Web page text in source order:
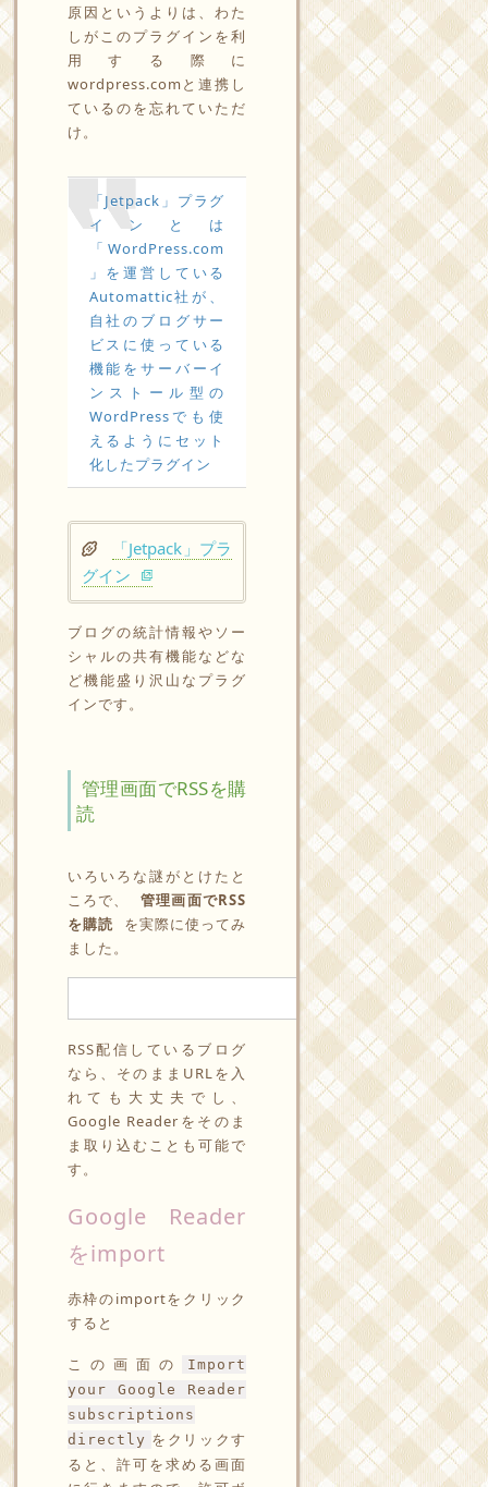
原因というよりは、わた
しがこのプラグインを利
用する際に
wordpress.comと連携し
ているのを忘れていただ
け。
「Jetpack」プラグ
インとは
「WordPress.com
」を運営している
Automattic社が、
自社のブログサー
ビスに使っている
機能をサーバーイ
ンストール型の
WordPressでも使
えるようにセット
化したプラグイン
「Jetpack」プラ
グイン
ブログの統計情報やソー
シャルの共有機能などな
ど機能盛り沢山なプラグ
インです。
管理画面でRSSを購
読
いろいろな謎がとけたと
ころで、
管理画面でRSS
を購読
を実際に使ってみ
ました。
Reader画面
RSS配信しているブログ
なら、そのままURLを入
れても大丈夫でし、
Google Readerをそのま
ま取り込むことも可能で
す。
Google Reader
をimport
赤枠のimportをクリック
すると
この画面の
Import
your Google Reader
subscriptions
directly をクリックす
ると、許可を求める画面